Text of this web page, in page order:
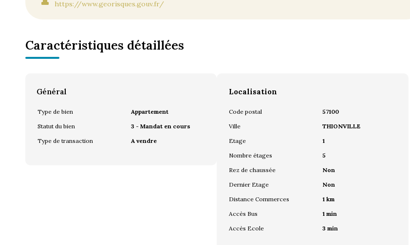
https://www.georisques.gouv.fr/
Caractéristiques détaillées
Général
Type de bien
Appartement
Statut du bien
3 - Mandat en cours
Type de transaction
A vendre
Localisation
Code postal
57100
Ville
THIONVILLE
Etage
1
Nombre étages
5
Rez de chaussée
Non
Dernier Etage
Non
Distance Commerces
1 km
Accès Bus
1 min
Accès Ecole
3 min